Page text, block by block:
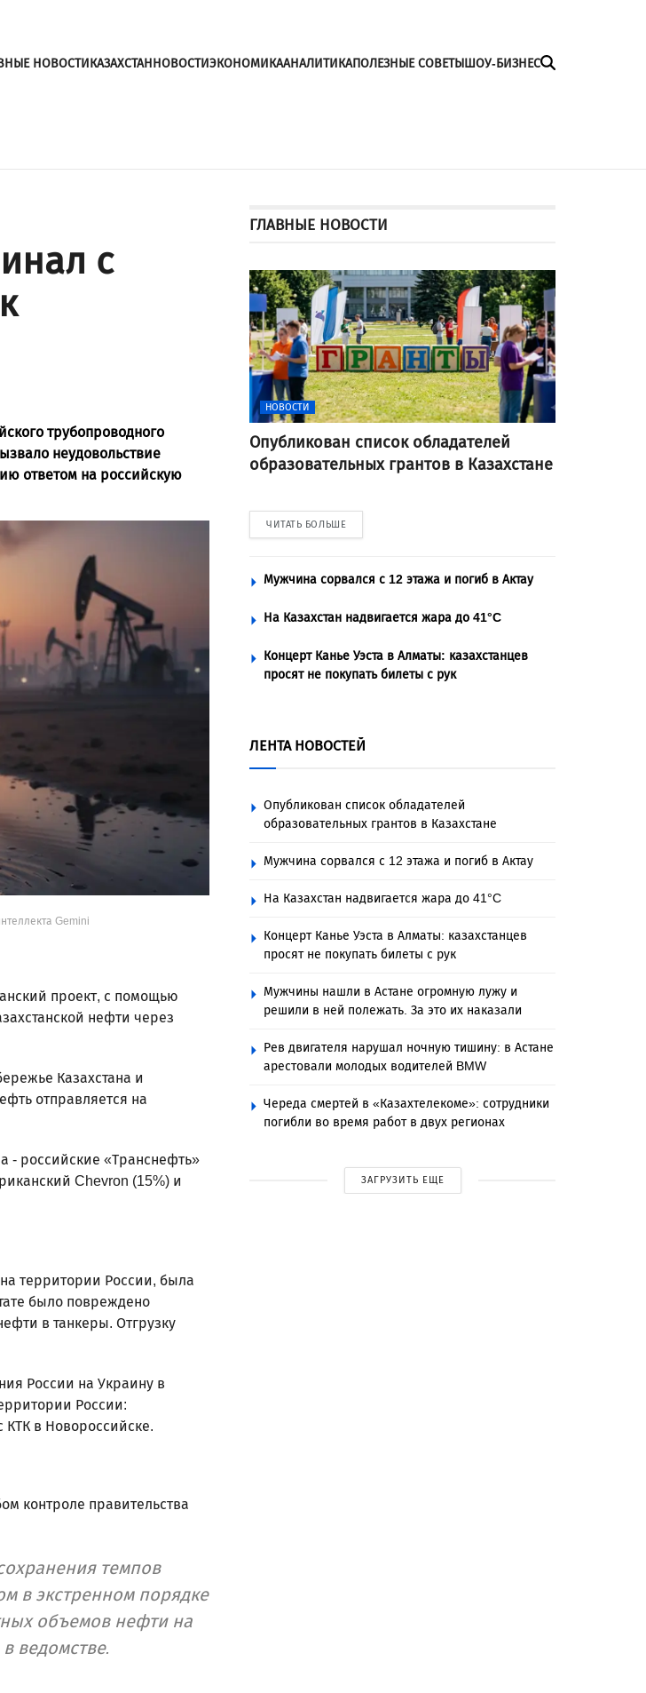
НОВОСТИКАЗАХСТАННОВОСТИЭКОНОМИКААНАЛИТИКАПОЛЕЗНЫЕ СОВЕТЫШОУ-БИЗНЕС
с
трубопроводного
неудовольствие
ответом на российскую
Gemini
проект, с помощью
нефти через
Казахстана и
отправляется на
- российские «Транснефть»
Chevron (15%) и
территории России, была
было повреждено
в танкеры. Отгрузку
России на Украину в
России:
в Новороссийске.
контроле правительства
темпов
в экстренном порядке
объемов нефти на
ведомстве.
ГЛАВНЫЕ НОВОСТИ
НОВОСТИ
Опубликован список обладателей
образовательных грантов в Казахстане
ЧИТАТЬ БОЛЬШЕ
Мужчина сорвался с 12 этажа и погиб в Актау
На Казахстан надвигается жара до 41°C
Концерт Канье Уэста в Алматы: казахстанцев
просят не покупать билеты с рук
ЛЕНТА НОВОСТЕЙ
Опубликован список обладателей
образовательных грантов в Казахстане
Мужчина сорвался с 12 этажа и погиб в Актау
На Казахстан надвигается жара до 41°C
Концерт Канье Уэста в Алматы: казахстанцев
просят не покупать билеты с рук
Мужчины нашли в Астане огромную лужу и
решили в ней полежать. За это их наказали
Рев двигателя нарушал ночную тишину: в Астане
арестовали молодых водителей BMW
Череда смертей в «Казахтелекоме»: сотрудники
погибли во время работ в двух регионах
ЗАГРУЗИТЬ ЕЩЕ